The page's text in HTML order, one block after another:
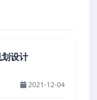
设计
2021-12-04